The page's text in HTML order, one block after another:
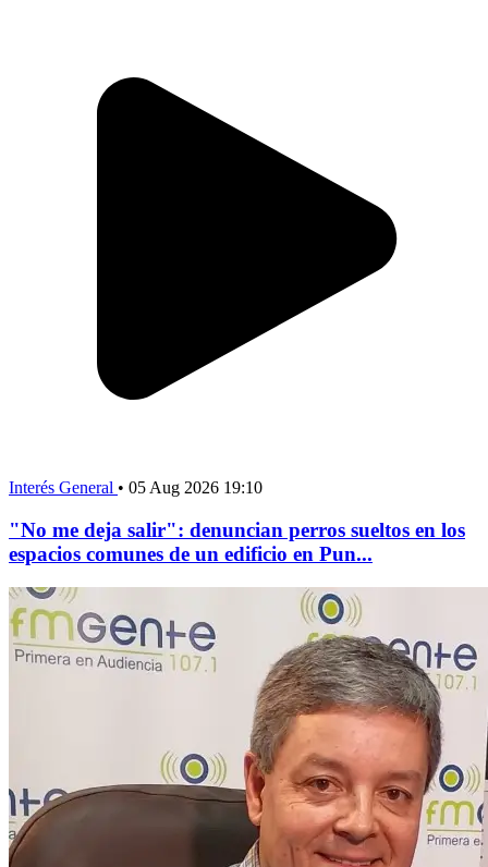
Interés General • 05 Aug 2026 19:10
"No me deja salir": denuncian perros sueltos en los
espacios comunes de un edificio en Pun...